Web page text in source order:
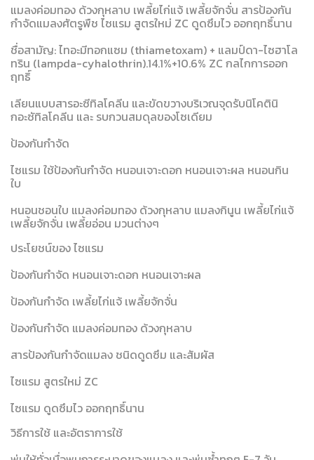
แมลงค่อมทอง ด้วงกุหลาบ เพลี้ยไก่แจ้ เพลี้ยจักจั่น สารป้องกัน
กำจัดแมลงศัตรูพืช ไซแรม สูตรใหม่ ZC ดูดซึมไว ออกฤทธิ์นาน
ชื่อสามัญ: ไทอะมีทอกแซม (thiametoxam) + แลมป์ดา-ไซฮาโล
ทริน (lampda-cyhalothrin).14.1%+10.6% ZC กลไกการออก
ฤทธิ์
เลียนแบบสารอะซีทิลโคลีน และขัดขวางบริเวณจุดรับนิโคตินิ
กอะซัทิลโคลีน และ รบกวนสมดุลของโซเดียม
ป้องกันกำจัด
ไซแรม ใช้ป้องกันกำจัด หนอนเจาะดอก หนอนเจาะผล หนอนกิน
ใบ
หนอนชอนใบ แมลงค่อมทอง ด้วงกุหลาบ แมลงกินูน เพลี้ยไก่แจ้
เพลี้ยจักจั่น เพลี้ยอ่อน มวนต่างๆ
ประโยชน์ของ ไซแรม
ป้องกันกำจัด หนอนเจาะดอก หนอนเจาะผล
ป้องกันกำจัด เพลี้ยไก่แจ้ เพลี้ยจักจั่น
ป้องกันกำจัด แมลงค่อมทอง ด้วงกุหลาบ
สารป้องกันกำจัดแมลง ชนิดดูดซึม และสัมผัส
ไซแรม สูตรใหม่ ZC
ไซแรม ดูดซึมไว ออกฤทธิ์นาน
วิธีการใช้ และอัตราการใช้